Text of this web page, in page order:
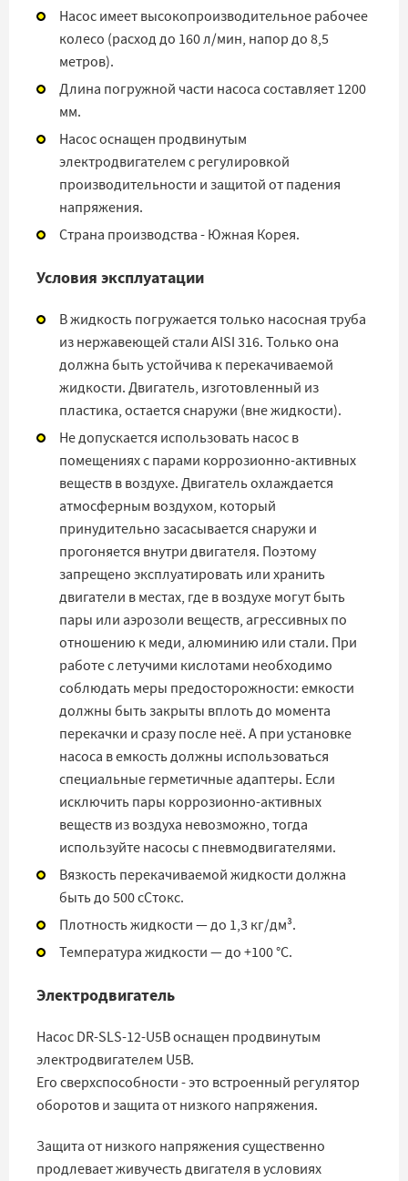
Насос имеет высокопроизводительное рабочее
колесо (расход до 160 л/мин, напор до 8,5
метров).
Длина погружной части насоса составляет 1200
мм.
Насос оснащен продвинутым
электродвигателем с регулировкой
производительности и защитой от падения
напряжения.
Страна производства - Южная Корея.
Условия эксплуатации
В жидкость погружается только насосная труба
из нержавеющей стали AISI 316. Только она
должна быть устойчива к перекачиваемой
жидкости. Двигатель, изготовленный из
пластика, остается снаружи (вне жидкости).
Не допускается использовать насос в
помещениях с парами коррозионно-активных
веществ в воздухе. Двигатель охлаждается
атмосферным воздухом, который
принудительно засасывается снаружи и
прогоняется внутри двигателя. Поэтому
запрещено эксплуатировать или хранить
двигатели в местах, где в воздухе могут быть
пары или аэрозоли веществ, агрессивных по
отношению к меди, алюминию или стали. При
работе с летучими кислотами необходимо
соблюдать меры предосторожности: емкости
должны быть закрыты вплоть до момента
перекачки и сразу после неё. А при установке
насоса в емкость должны использоваться
специальные герметичные адаптеры. Если
исключить пары коррозионно-активных
веществ из воздуха невозможно, тогда
используйте насосы с пневмодвигателями.
Вязкость перекачиваемой жидкости должна
быть до 500 сСтокс.
Плотность жидкости — до 1,3 кг/дм³.
Температура жидкости — до +100 °С.
Электродвигатель
Насос DR-SLS-12-U5B оснащен продвинутым
электродвигателем U5B.
Его сверхспособности - это встроенный регулятор
оборотов и защита от низкого напряжения.
Защита от низкого напряжения существенно
продлевает живучесть двигателя в условиях